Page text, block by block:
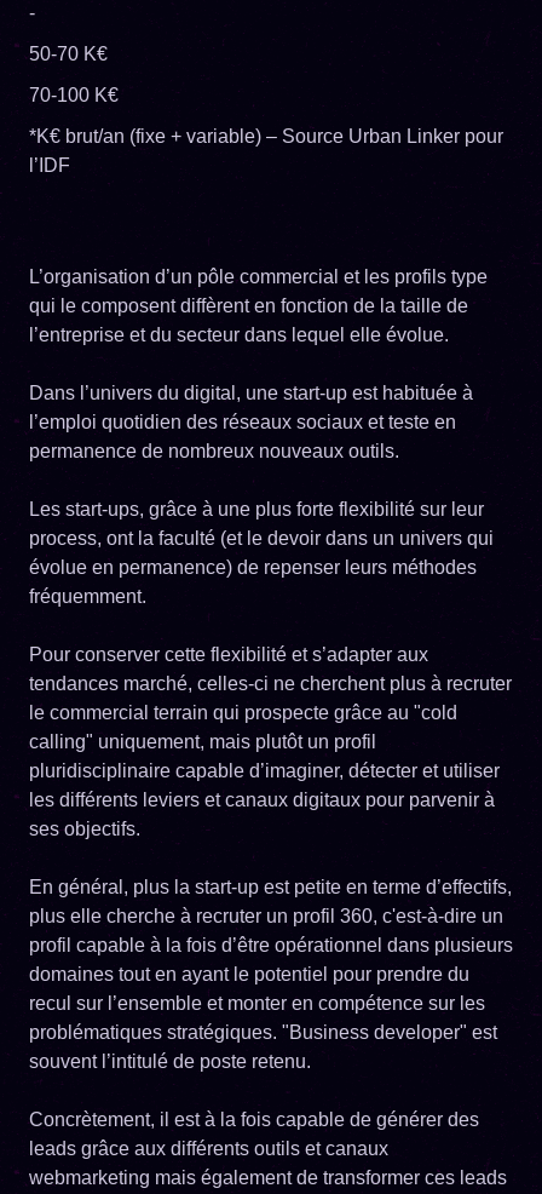
-
50-70 K€
70-100 K€
*K€ brut/an (fixe + variable) – Source Urban Linker pour
l’IDF
L’organisation d’un pôle commercial et les profils type
qui le composent diffèrent en fonction de la taille de
l’entreprise et du secteur dans lequel elle évolue.
Dans l’univers du digital, une start-up est habituée à
l’emploi quotidien des réseaux sociaux et teste en
permanence de nombreux nouveaux outils.
Les start-ups, grâce à une plus forte flexibilité sur leur
process, ont la faculté (et le devoir dans un univers qui
évolue en permanence) de repenser leurs méthodes
fréquemment.
Pour conserver cette flexibilité et s’adapter aux
tendances marché, celles-ci ne cherchent plus à recruter
le commercial terrain qui prospecte grâce au "cold
calling" uniquement, mais plutôt un profil
pluridisciplinaire capable d’imaginer, détecter et utiliser
les différents leviers et canaux digitaux pour parvenir à
ses objectifs.
En général, plus la start-up est petite en terme d’effectifs,
plus elle cherche à recruter un profil 360, c'est-à-dire un
profil capable à la fois d’être opérationnel dans plusieurs
domaines tout en ayant le potentiel pour prendre du
recul sur l’ensemble et monter en compétence sur les
problématiques stratégiques. "Business developer" est
souvent l’intitulé de poste retenu.
Concrètement, il est à la fois capable de générer des
leads grâce aux différents outils et canaux
webmarketing mais également de transformer ces leads